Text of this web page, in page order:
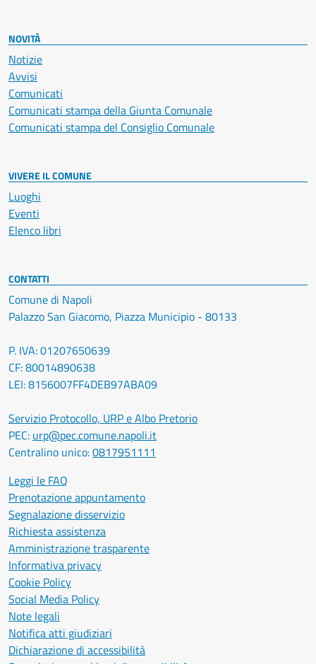
NOVITÀ
Notizie
Avvisi
Comunicati
Comunicati stampa della Giunta Comunale
Comunicati stampa del Consiglio Comunale
VIVERE IL COMUNE
Luoghi
Eventi
Elenco libri
CONTATTI
Comune di Napoli
Palazzo San Giacomo, Piazza Municipio - 80133
P. IVA: 01207650639
CF: 80014890638
LEI: 8156007FF4DEB97ABA09
Servizio Protocollo, URP e Albo Pretorio
PEC: urp@pec.comune.napoli.it
Centralino unico:0817951111
Leggi le FAQ
Prenotazione appuntamento
Segnalazione disservizio
Richiesta assistenza
Amministrazione trasparente
Informativa privacy
Cookie Policy
Social Media Policy
Note legali
Notifica atti giudiziari
Dichiarazione di accessibilità